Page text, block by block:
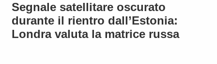
Segnale satellitare oscurato
durante il rientro dall’Estonia:
Londra valuta la matrice russa